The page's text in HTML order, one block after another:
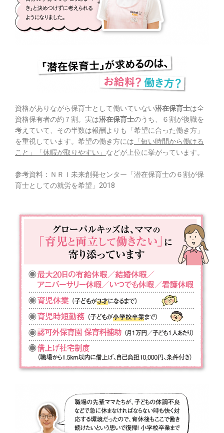
資格がありながら保育士として働いていない潜在保育士は全
資格保有者の約７割。実は潜在保育士のうち、６割が復職を
考えていて、その半数は報酬よりも「希望に合った働き方」
を重視しています。希望の働き方には 「短い時間から働ける
こと」「休暇が取りやすい」 などが上位に挙がっています。
参考資料：ＮＲＩ未来創発センター「潜在保育士の６割が保
育士としての就労を希望」2018